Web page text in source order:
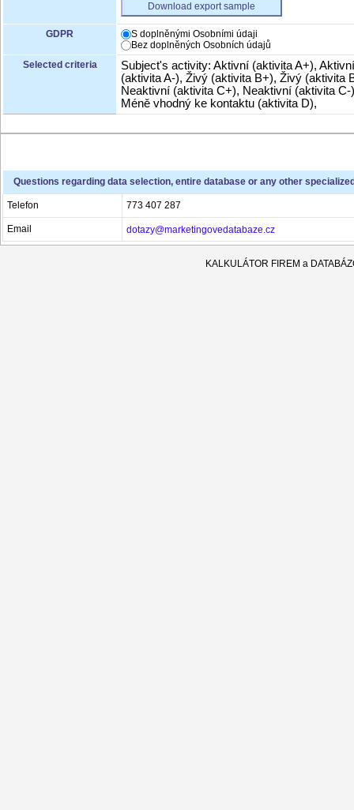
Download export sample
GDPR
S doplněnými Osobními údaji
Bez doplněných Osobních údajů
Selected criteria
Subject's activity: Aktivní (aktivita A+), Aktivní
(aktivita A-), Živý (aktivita B+), Živý (aktivita
Neaktivní (aktivita C+), Neaktivní (aktivita C-
Méně vhodný ke kontaktu (aktivita D),
Questions regarding data selection, entire database or any other
Telefon 773 407 287
Email dotazy@marketingovedatabaze.cz
KALKULÁTOR FIREM a